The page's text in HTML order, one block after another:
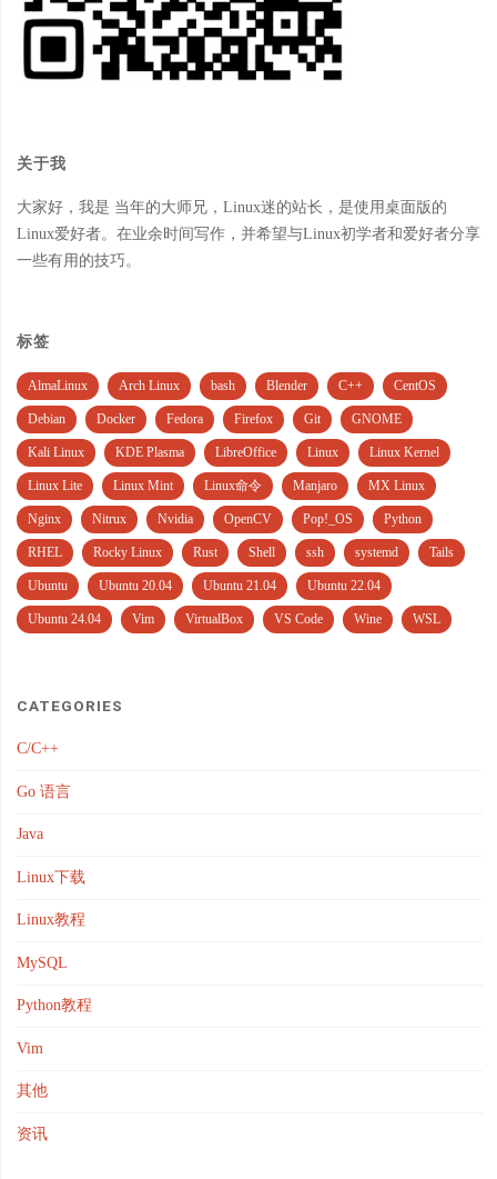
关于我
大家好，我是 当年的大师兄，Linux迷的站长，是使用桌面版的
Linux爱好者。在业余时间写作，并希望与Linux初学者和爱好者分享
一些有用的技巧。
标签
AlmaLinux Arch Linux bash Blender C++ CentOS
Debian Docker Fedora Firefox Git GNOME
Kali Linux KDE Plasma LibreOffice Linux Linux Kernel
Linux Lite Linux Mint Linux命令 Manjaro MX Linux
Nginx Nitrux Nvidia OpenCV Pop!_OS Python
RHEL Rocky Linux Rust Shell ssh systemd Tails
Ubuntu Ubuntu 20.04 Ubuntu 21.04 Ubuntu 22.04
Ubuntu 24.04 Vim VirtualBox VS Code Wine WSL
CATEGORIES
C/C++
Go 语言
Java
Linux下载
Linux教程
MySQL
Python教程
Vim
其他
资讯